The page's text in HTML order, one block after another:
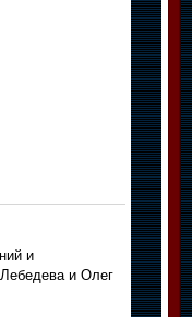
и
и Олег